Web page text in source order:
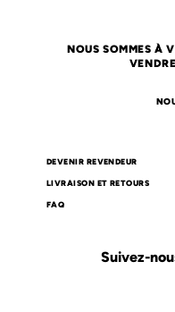
NOUS SOMMES À
DEVENIR REVENDEUR
LIVRAISON ET RETOURS
FAQ
Suivez-